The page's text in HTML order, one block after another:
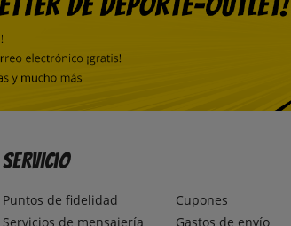
Servicio
Puntos de fidelidad
Servicios de mensajería
Cupones
Gastos de envío